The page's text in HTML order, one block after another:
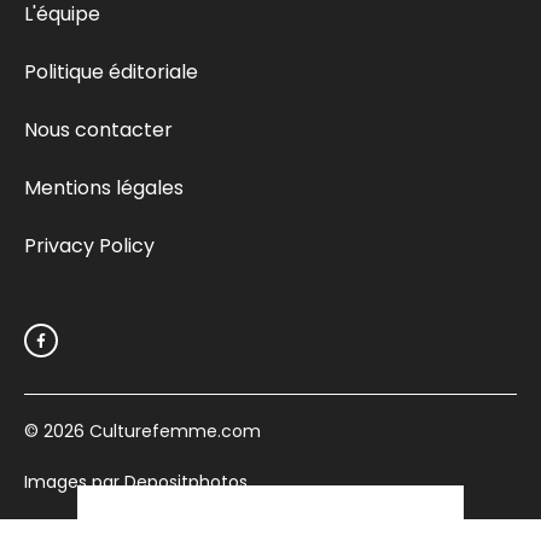
L'équipe
Politique éditoriale
Nous contacter
Mentions légales
Privacy Policy
© 2026 Culturefemme.com
Images par Depositphotos